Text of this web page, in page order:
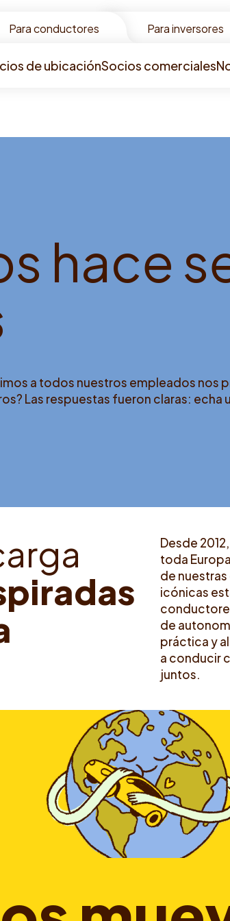
Para conductores Para inversores
de ubicaciónSocios comerciales
s hace s
a todos nuestros empleados nos
Las respuestas fueron claras: echa
arga
piradas
Desde
toda
de
icónicas
de
práctica y
a conducir
juntos.